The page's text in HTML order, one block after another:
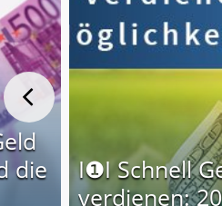
die
I❶I Schnell
verdienen: